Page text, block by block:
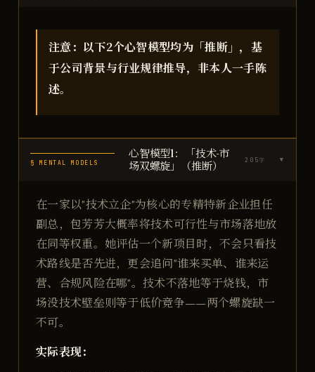
注意：以下2个心智模型均为「推断」，基
于公司背景与行业规律推导，非本人一手陈
述。
§ MENTAL MODELS
心智模型1：「技术-市
场双螺旋」（推断）
205字 ▶
在一家以"技术立企"为核心的专精特新企业担任
副总，包芳芳大概率将技术可行性与市场落地放
在同等权重。她评估一个新项目时，不会只看技
术路线是否先进，更会追问"谁来买单、谁来运
营、合规风险在哪"。技术不落地等于烧钱，市
场没技术壁垒则等于低价竞争——两个螺旋缺一
不可。
实际表现：